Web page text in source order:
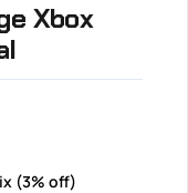
Xbox
(3% off)